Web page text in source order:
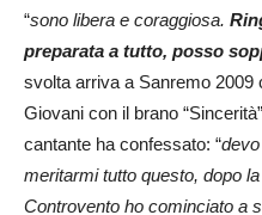
“sono libera e coraggiosa.
preparata a tutto, posso
svolta arriva a Sanremo 2009
Giovani con il brano
cantante ha confessato: “
meritarmi tutto questo, dopo
Controvento ho cominciato a